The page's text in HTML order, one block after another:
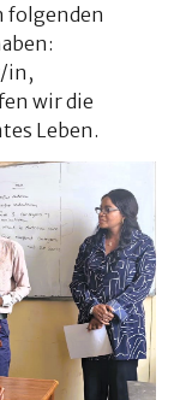
folgenden
in,
wir die
Leben.